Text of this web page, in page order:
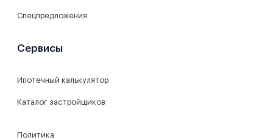
Спецпредложения
Сервисы
Ипотечный калькулятор
Каталог застройщиков
Политика